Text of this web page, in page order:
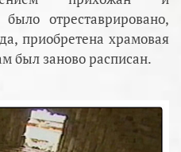
отреставрировано,
приобретена храмовая
был заново расписан.